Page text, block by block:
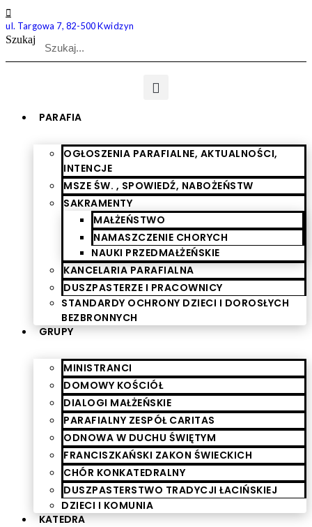
Przejdź
do
treści
ul. Targowa 7, 82-500 Kwidzyn
Szukaj
PARAFIA
OGŁOSZENIA PARAFIALNE, AKTUALNOŚCI,
INTENCJE
MSZE ŚW. , SPOWIEDŹ, NABOŻEŃSTW
SAKRAMENTY
MAŁŻEŃSTWO
NAMASZCZENIE CHORYCH
NAUKI PRZEDMAŁŻEŃSKIE
KANCELARIA PARAFIALNA
DUSZPASTERZE I PRACOWNICY
STANDARDY OCHRONY DZIECI I DOROSŁYCH
BEZBRONNYCH
GRUPY
MINISTRANCI
DOMOWY KOŚCIÓŁ
DIALOGI MAŁŻEŃSKIE
PARAFIALNY ZESPÓŁ CARITAS
ODNOWA W DUCHU ŚWIĘTYM
FRANCISZKAŃSKI ZAKON ŚWIECKICH
CHÓR KONKATEDRALNY
DUSZPASTERSTWO TRADYCJI ŁACIŃSKIEJ
DZIECI I KOMUNIA
KATEDRA